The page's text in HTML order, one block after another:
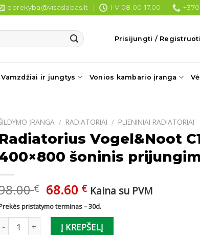
eprekyba@visaslabas.lt I-V 08.00-17.00
Prisijungti /
Vamzdžiai ir jungtys Vonios kambario įranga
ĮRANGA / RADIATORIAI / PLIENINIAI RADIATORIAI
Radiatorius Vogel&Noot
šoninis
€ Original
price
was:
98.00 €.
68.60 €Current
price
is:
68.60 €.
Kaina su PVM
pristatymo terminas – 30d.
produkto kiekis: Radiatorius Vogel&Noot C11, 400x800
Į KREPŠELĮ